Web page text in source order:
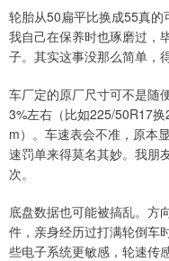
轮胎从50扁平比换成55真的
我自己在保养时也琢磨过，
子。其实这事没那么简单，
车厂定的原厂尺寸可不是随
3%左右（比如225/50R17
m）。车速表会不准，原本
速罚单来得莫名其妙。我朋
次。
底盘数据也可能被搞乱。方
件，亲身经历过打满轮倒车
些电子系统更敏感，轮速传